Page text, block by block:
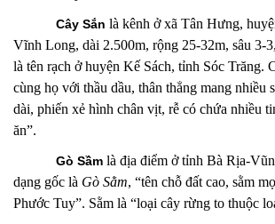
Cây Sắn là kênh ở xã Tân Hưng,
Vĩnh Long, dài 2.500m, rộng 25-32m, sâu 3-
là tên rạch ở huyện Kế Sách, tỉnh Sóc Trăng.
cùng họ với thầu dầu, thân thẳng mang nhiều
dài, phiến xẻ hình chân vịt, rễ có chứa nhiều
ăn”.
Gò Sầm là địa điểm ở tỉnh Bà Rịa-
dạng gốc là Gò Sằm, “tên chỗ đất cao, sằm
Phước Tuy”. Sằm là “loại cây rừng to thuộc